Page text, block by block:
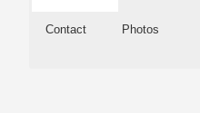
Contact Photos